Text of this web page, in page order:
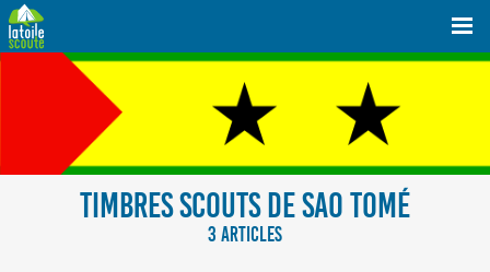
TIMBRES SCOUTS DE SAO TOMÉ
3 ARTICLES